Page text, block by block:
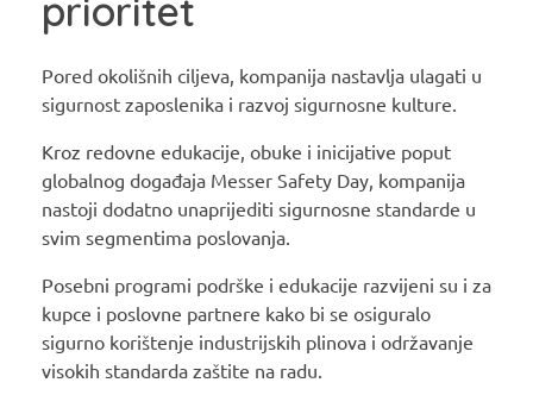
prioritet
Pored okolišnih ciljeva, kompanija nastavlja ulagati u
sigurnost zaposlenika i razvoj sigurnosne kulture.
Kroz redovne edukacije, obuke i inicijative poput
globalnog događaja Messer Safety Day, kompanija
nastoji dodatno unaprijediti sigurnosne standarde u
svim segmentima poslovanja.
Posebni programi podrške i edukacije razvijeni su i za
kupce i poslovne partnere kako bi se osiguralo
sigurno korištenje industrijskih plinova i održavanje
visokih standarda zaštite na radu.